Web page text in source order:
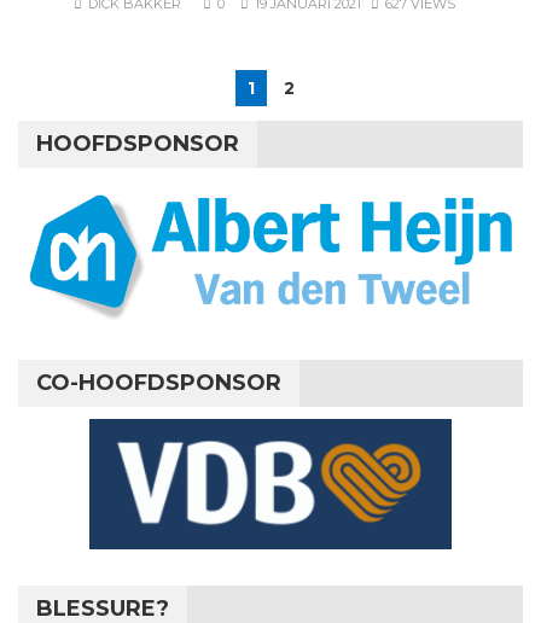
DICK BAKKER 0 19 JANUARI 2021 627 VIEWS
1 2
HOOFDSPONSOR
CO-HOOFDSPONSOR
BLESSURE?